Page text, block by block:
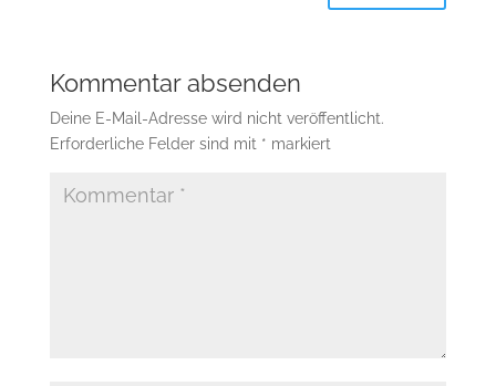
Kommentar absenden
Deine E-Mail-Adresse wird nicht veröffentlicht.
Erforderliche Felder sind mit * markiert